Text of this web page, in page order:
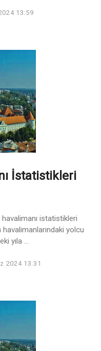
13:59
İstatistikleri
istatistikleri
havalimanlarındaki yolcu
yıla ...
2024 13:31